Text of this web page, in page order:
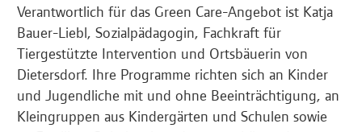
Verantwortlich für das Green Care-Angebot ist Katja
Bauer-Liebl, Sozialpädagogin, Fachkraft für
Tiergestützte Intervention und Ortsbäuerin von
Dietersdorf. Ihre Programme richten sich an Kinder
und Jugendliche mit und ohne Beeinträchtigung, an
Kleingruppen aus Kindergärten und Schulen sowie